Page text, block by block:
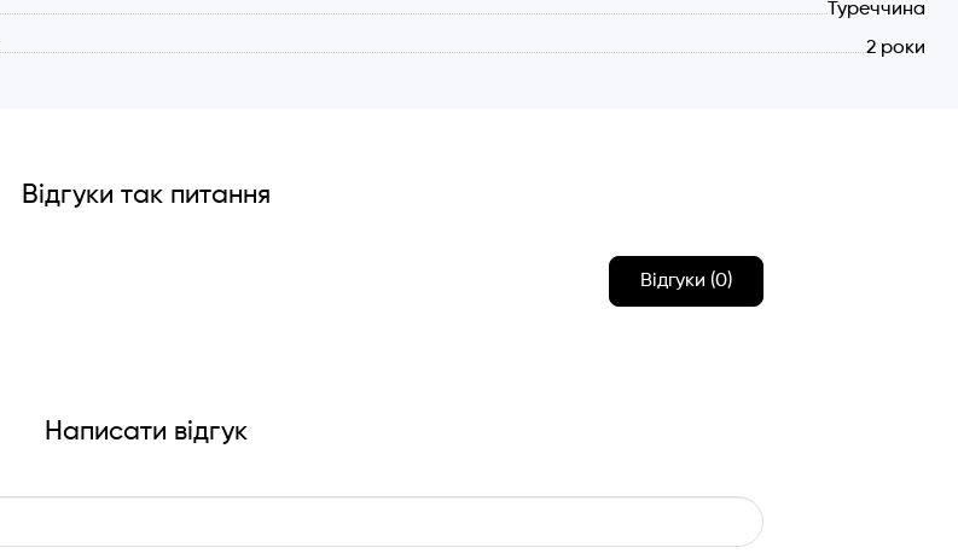
Туреччина
2 роки
Відгуки так питання
Відгуки (0)
Написати відгук